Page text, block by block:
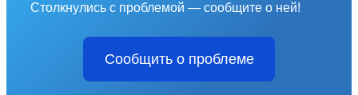
Столкнулись с проблемой — сообщите о ней!
Сообщить о проблеме